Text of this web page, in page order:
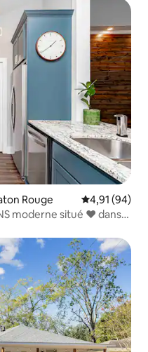
Rouge Évaluation
4,91 (94)
moderne situé ❤️ dans